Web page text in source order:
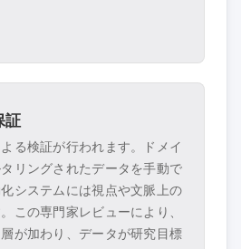
証
る検証が行われます。ドメイ
リングされたデータを手動で
システムには視点や文脈上の
この専門家レビューにより、
が加わり、データが研究目標